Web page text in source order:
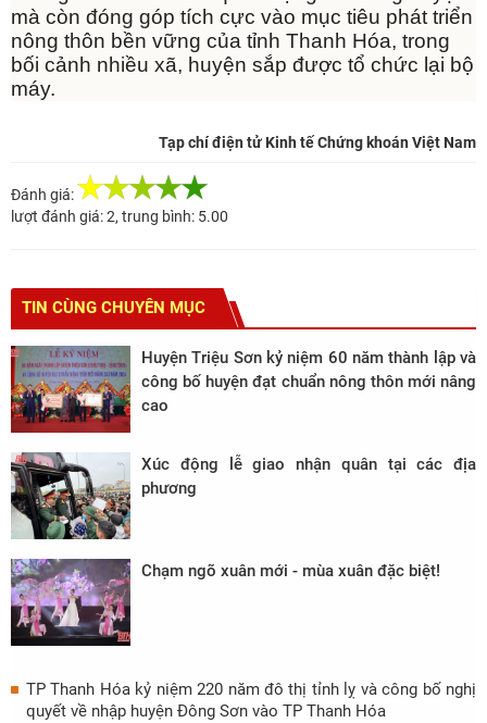
mà còn đóng góp tích cực vào mục tiêu phát triển
nông thôn bền vững của tỉnh Thanh Hóa, trong
bối cảnh nhiều xã, huyện sắp được tổ chức lại bộ
máy.
Tạp chí điện tử Kinh tế Chứng khoán Việt Nam
Đánh giá:
lượt đánh giá:2, trung bình: 5.00
TIN CÙNG CHUYÊN MỤC
Huyện Triệu Sơn kỷ niệm 60 năm thành lập và
công bố huyện đạt chuẩn nông thôn mới nâng
cao
Xúc động lễ giao nhận quân tại các địa
phương
Chạm ngõ xuân mới - mùa xuân đặc biệt!
TP Thanh Hóa kỷ niệm 220 năm đô thị tỉnh lỵ và công bố nghị
quyết về nhập huyện Đông Sơn vào TP Thanh Hóa